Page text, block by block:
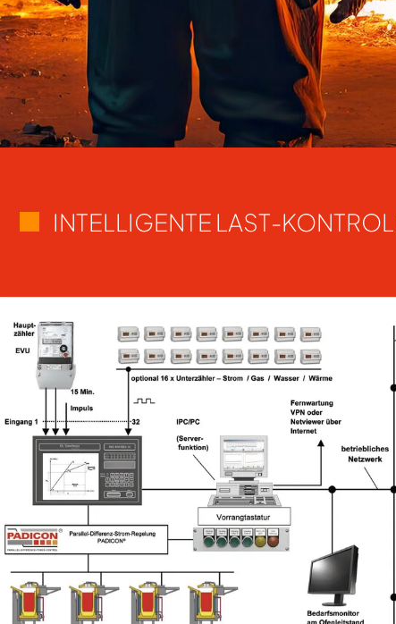
INTELLIGENTE LAST-